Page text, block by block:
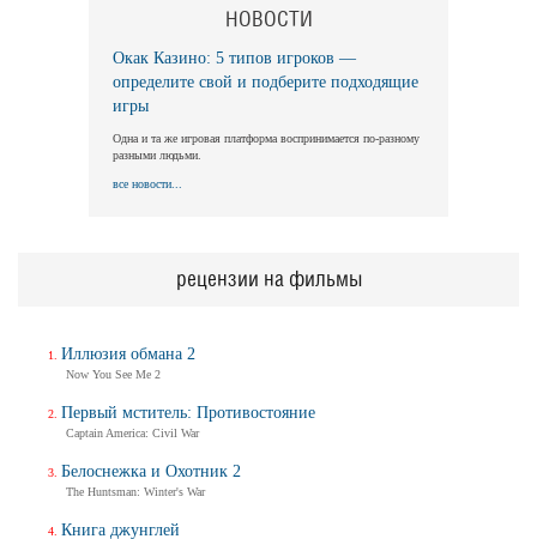
Длинная ночь, короткое утро
Long Nights Short Mornings
Трейлер (на русском)
Трейлер №2
НОВОСТИ
Окак Казино: 5 типов игроков —
определите свой и подберите подходящие
игры
Одна и та же игровая платформа воспринимается по-разному
разными людьми.
все новости...
рецензии на фильмы
Иллюзия обмана 2
Now You See Me 2
Первый мститель: Противостояние
Captain America: Civil War
Белоснежка и Охотник 2
The Huntsman: Winter's War
Книга джунглей